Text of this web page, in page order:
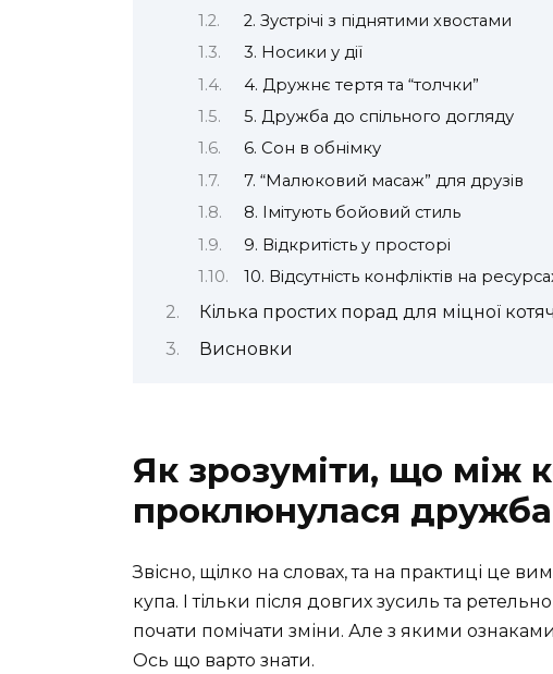
2. Зустрічі з піднятими хвостами
3. Носики у дії
4. Дружнє тертя та “толчки”
5. Дружба до спільного догляду
6. Сон в обнімку
7. “Малюковий масаж” для друзів
8. Імітують бойовий стиль
9. Відкритість у просторі
10. Відсутність конфліктів на
Кілька простих порад для міцної
Висновки
Як зрозуміти, що між
проклюнулася дружба
Звісно, щілко на словах, та на практиці це
купа. І тільки після довгих зусиль та
почати помічати зміни. Але з якими
Ось що варто знати.